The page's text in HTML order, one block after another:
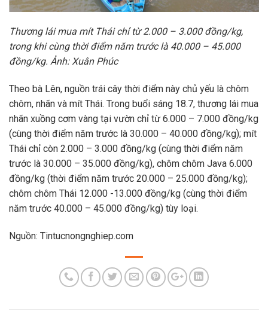
Thương lái mua mít Thái chỉ từ 2.000 – 3.000 đồng/kg,
trong khi cùng thời điểm năm trước là 40.000 – 45.000
đồng/kg. Ảnh: Xuân Phúc
Theo bà Lên, nguồn trái cây thời điểm này chủ yếu là chôm
chôm, nhãn và mít Thái. Trong buổi sáng 18.7, thương lái mua
nhãn xuồng cơm vàng tại vườn chỉ từ 6.000 – 7.000 đồng/kg
(cùng thời điểm năm trước là 30.000 – 40.000 đồng/kg); mít
Thái chỉ còn 2.000 – 3.000 đồng/kg (cùng thời điểm năm
trước là 30.000 – 35.000 đồng/kg), chôm chôm Java 6.000
đồng/kg (thời điểm năm trước 20.000 – 25.000 đồng/kg);
chôm chôm Thái 12.000 -13.000 đồng/kg (cùng thời điểm
năm trước 40.000 – 45.000 đồng/kg) tùy loại.
Nguồn: Tintucnongnghiep.com